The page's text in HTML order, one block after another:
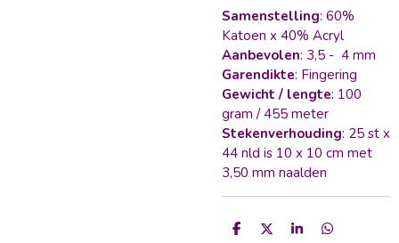
Samenstelling: 60%
Katoen x 40% Acryl
Aanbevolen: 3,5 - 4 mm
Garendikte: Fingering
Gewicht / lengte: 100
gram / 455 meter
Stekenverhouding: 25 st x
44 nld is 10 x 10 cm met
3,50 mm naalden
D
D
S
D